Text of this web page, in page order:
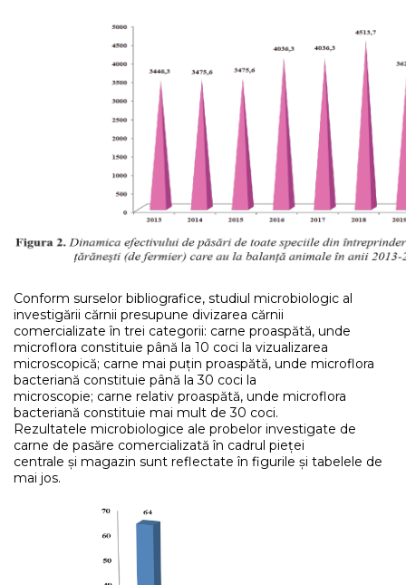
Conform surselor bibliografice, studiul microbiologic al
investigării cărnii presupune divizarea cărnii
comercializate în trei categorii: carne proaspătă, unde
microflora constituie până la 10 coci la vizualizarea
microscopică; carne mai puțin proaspătă, unde microflora
bacteriană constituie până la 30 coci la
microscopie; carne relativ proaspătă, unde microflora
bacteriană constituie mai mult de 30 coci.
Rezultatele microbiologice ale probelor investigate de
carne de pasăre comercializată în cadrul pieței
centrale și magazin sunt reflectate în figurile și tabelele de
mai jos.